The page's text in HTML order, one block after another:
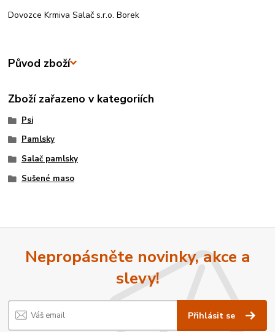
Dovozce Krmiva Salač s.r.o. Borek
Původ zboží
Zboží zařazeno v kategoriích
Psi
Pamlsky
Salač pamlsky
Sušené maso
Nepropásněte novinky, akce a
slevy!
Přihlásit se